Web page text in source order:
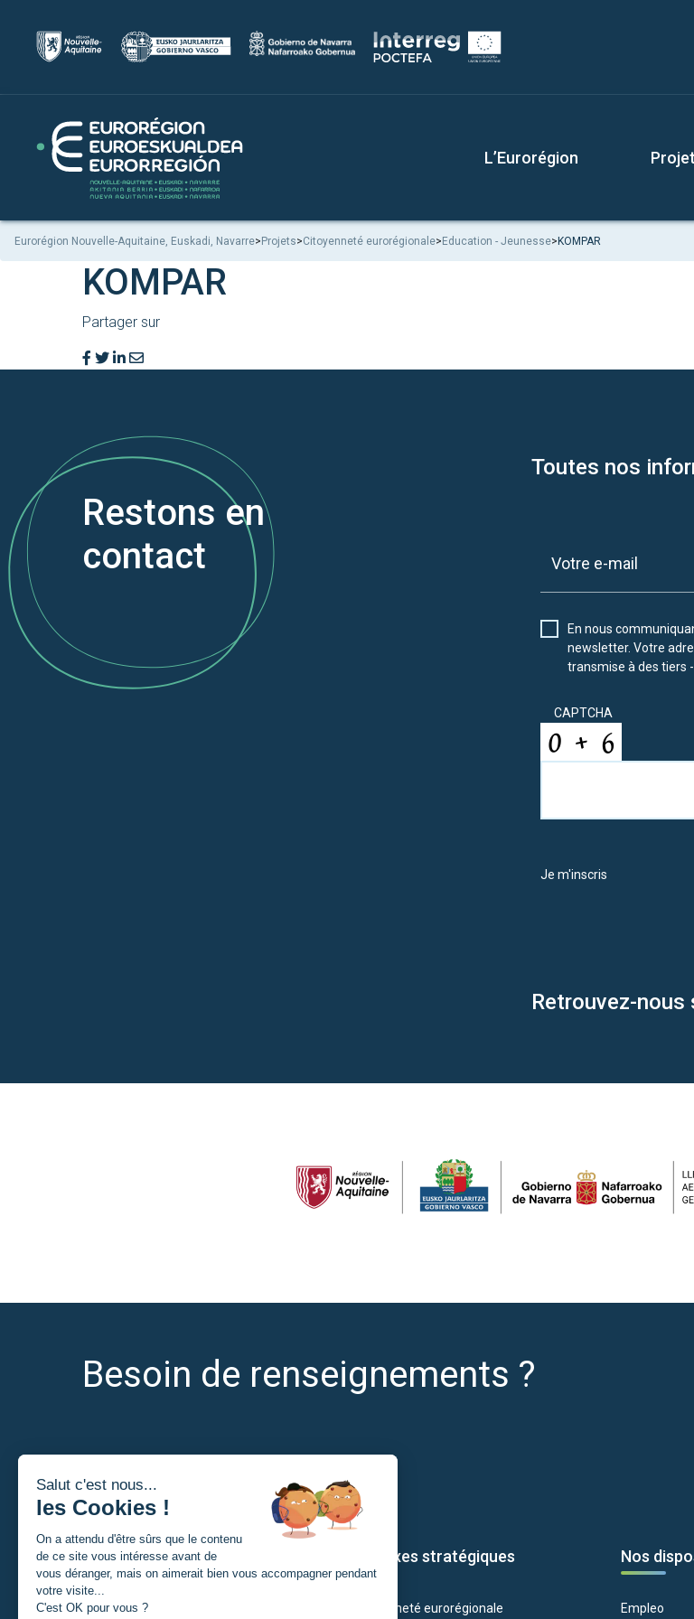
L’Eurorégion
Eurorégion Nouvelle-Aquitaine, Euskadi, Navarre>Projets>Citoyenneté eurorégionale>Education - Jeunesse>KOMPAR
KOMPAR
Partager sur
Restons en
contact
Toutes nos
En nous
newsletter. Votre
transmise à des tiers -
CAPTCHA
Je m'inscris
Retrouvez-nous
Besoin de renseignements ?
Je suis
Un porteur de projet
Nos axes stratégiques
Citoyenneté eurorégionale
Nos
Empleo